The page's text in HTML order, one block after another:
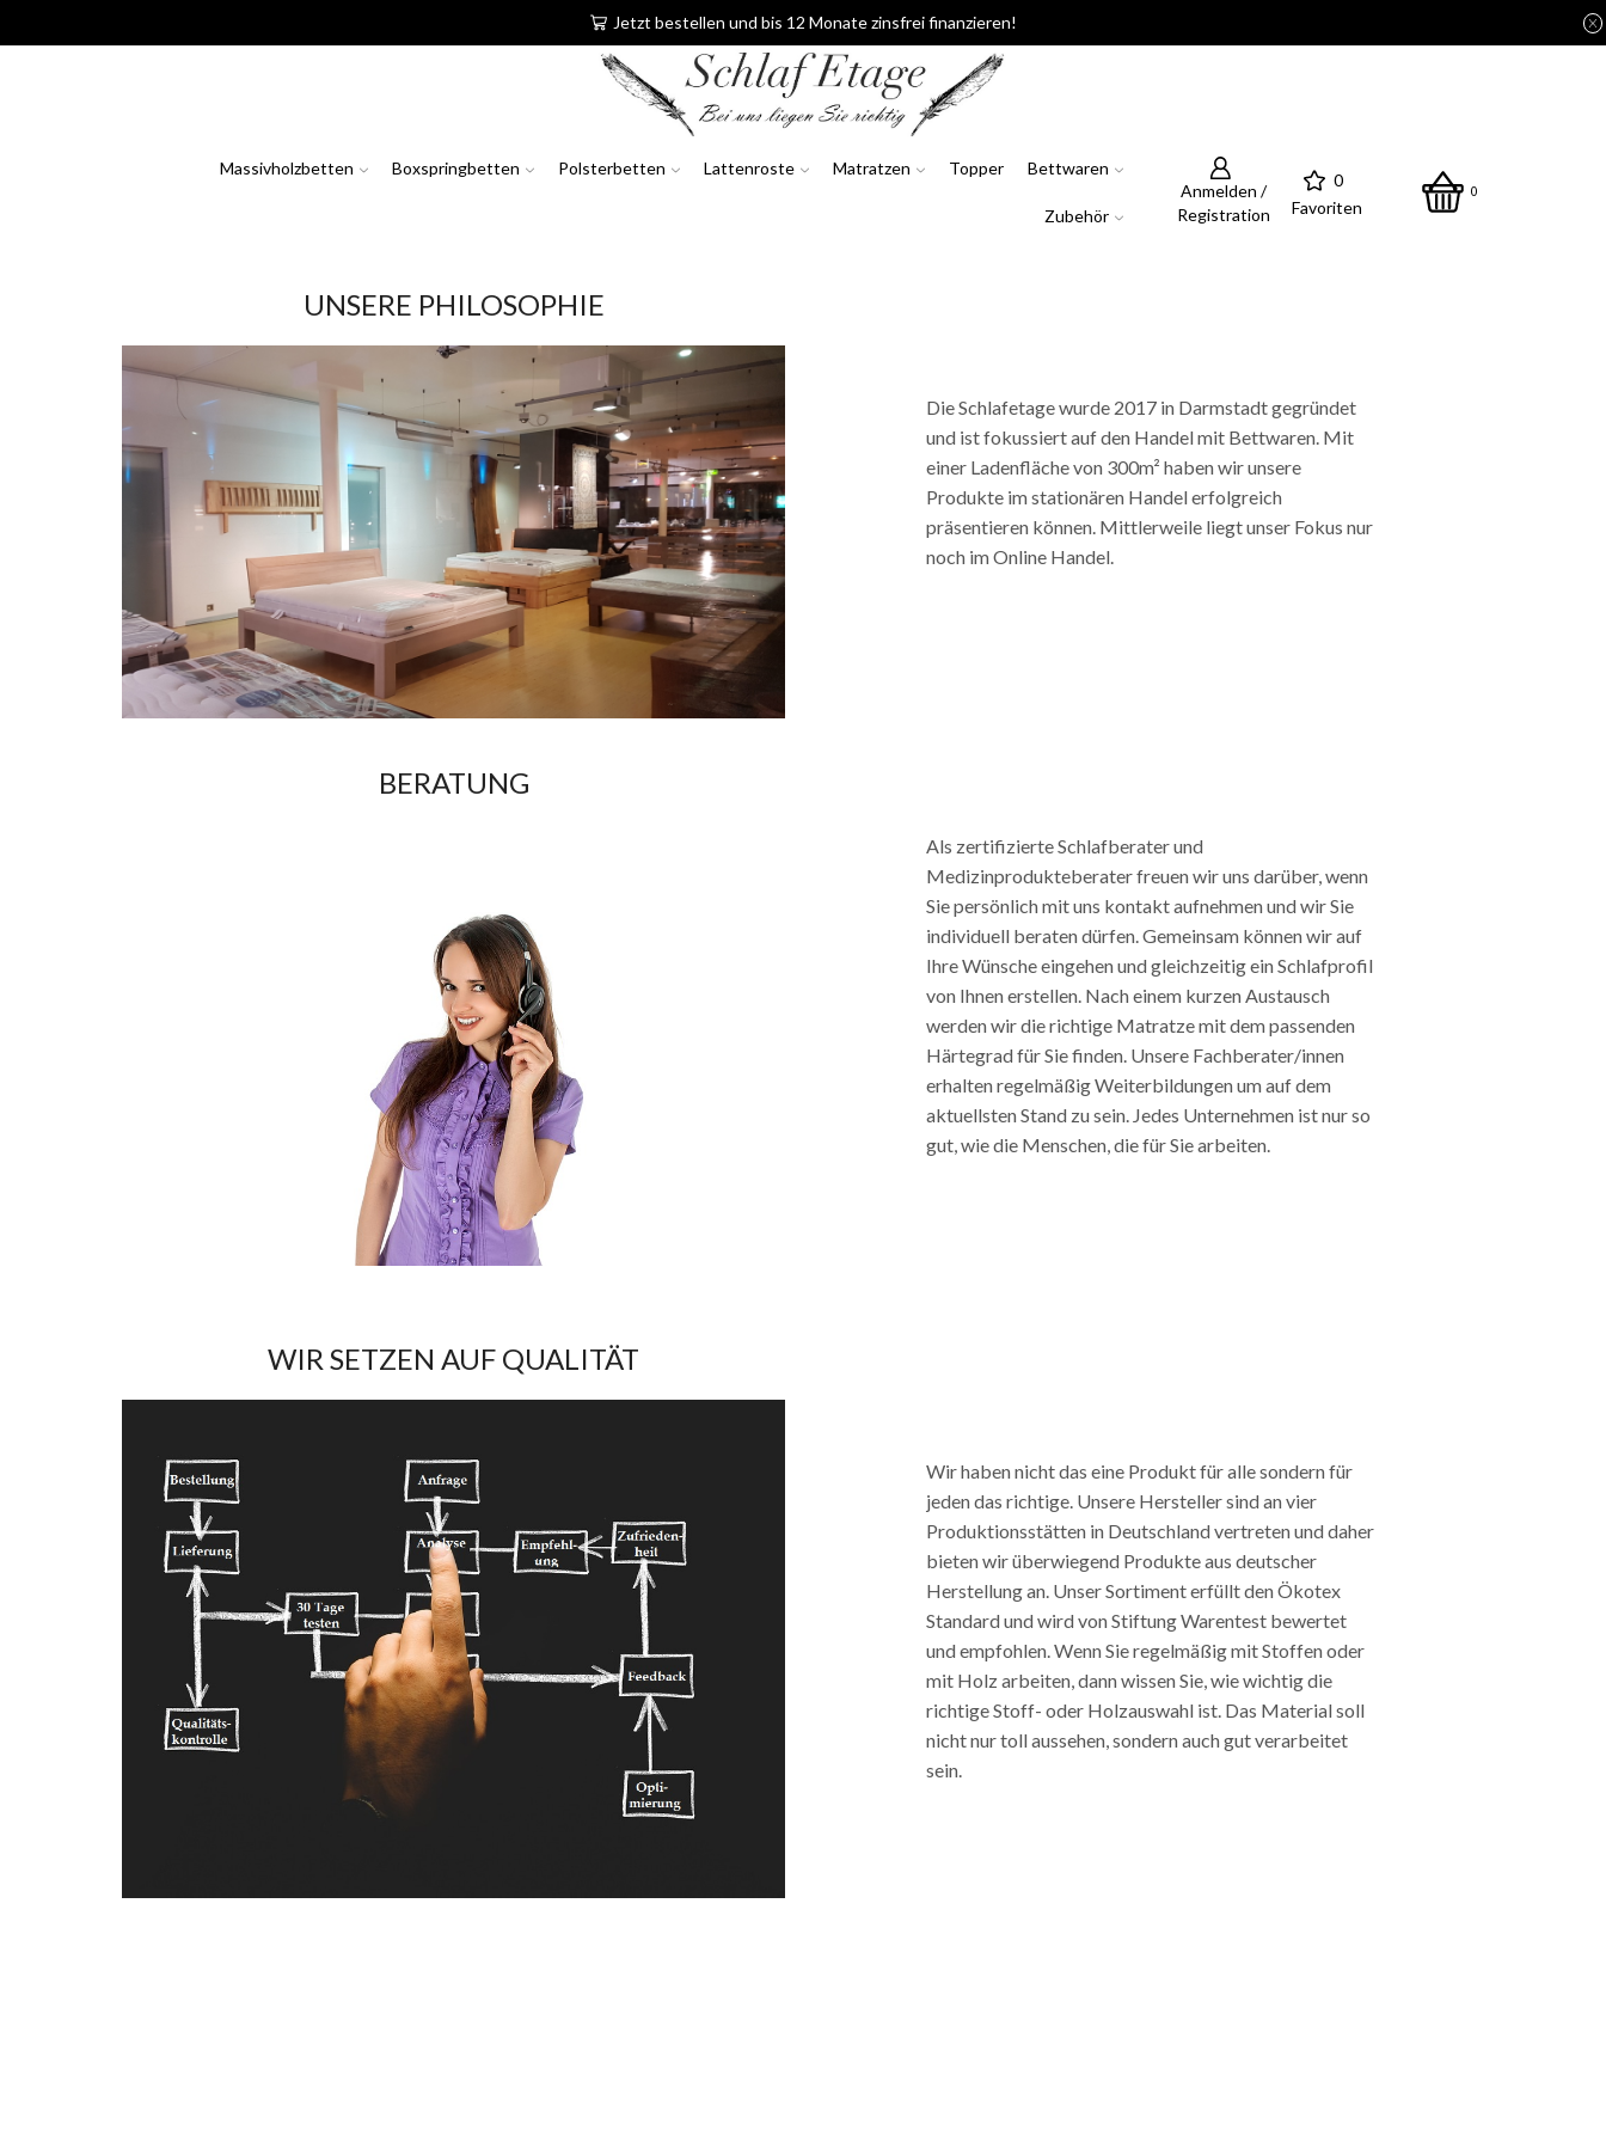
Jetzt bestellen und bis 12 Monate zinsfrei finanzieren!
Massivholzbetten Boxspringbetten Polsterbetten Lattenroste Matratzen Topper Bettwaren
Zubehör
Anmelden /
Registration
0
Favoriten
0
UNSERE PHILOSOPHIE
Die Schlafetage wurde 2017 in Darmstadt gegründet
und ist fokussiert auf den Handel mit Bettwaren. Mit
einer Ladenfläche von 300m² haben wir unsere
Produkte im stationären Handel erfolgreich
präsentieren können. Mittlerweile liegt unser Fokus nur
noch im Online Handel.
BERATUNG
Als zertifizierte Schlafberater und
Medizinprodukteberater freuen wir uns darüber, wenn
Sie persönlich mit uns kontakt aufnehmen und wir Sie
individuell beraten dürfen. Gemeinsam können wir auf
Ihre Wünsche eingehen und gleichzeitig ein Schlafprofil
von Ihnen erstellen. Nach einem kurzen Austausch
werden wir die richtige Matratze mit dem passenden
Härtegrad für Sie finden. Unsere Fachberater/innen
erhalten regelmäßig Weiterbildungen um auf dem
aktuellsten Stand zu sein. Jedes Unternehmen ist nur so
gut, wie die Menschen, die für Sie arbeiten.
WIR SETZEN AUF QUALITÄT
Wir haben nicht das eine Produkt für alle sondern für
jeden das richtige. Unsere Hersteller sind an vier
Produktionsstätten in Deutschland vertreten und daher
bieten wir überwiegend Produkte aus deutscher
Herstellung an. Unser Sortiment erfüllt den Ökotex
Standard und wird von Stiftung Warentest bewertet
und empfohlen. Wenn Sie regelmäßig mit Stoffen oder
mit Holz arbeiten, dann wissen Sie, wie wichtig die
richtige Stoff- oder Holzauswahl ist. Das Material soll
nicht nur toll aussehen, sondern auch gut verarbeitet
sein.